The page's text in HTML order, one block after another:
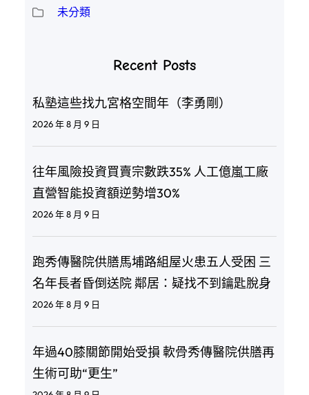
未分類
Recent Posts
私塾這些找九宮格空間年（李勇剛）
2026 年 8 月 9 日
往年風險投資買賣宗數跌35% 人工億嵐工廠
直營智能投資額逆勢增30%
2026 年 8 月 9 日
跑秀傳醫院供膳馬埔路組屋火患五人受困 三
名年長者昏倒送院 鄰居：疑找不到鑰匙脫身
2026 年 8 月 9 日
年過40膝關節開始受損 軟骨秀傳醫院供膳再
生術可助“更生”